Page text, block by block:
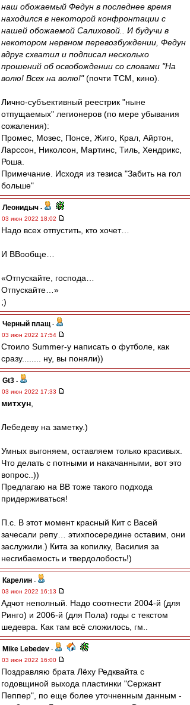
наш обожаемый Федун в последнее время
находился в некоторой конфронтации с
нашей обожаемой Салиховой.. И будучи в
некотором нервном перевозбуждении, Федун
вдруг схватил и подписал несколько
прошений об освобождении со словами "На
волю! Всех на волю!"(почти ТСМ, кино).
Лично-субъективный реестрик "ныне
отпущаемых" легионеров (по мере убывания
сожаления):
Промес, Мозес, Понсе, Жиго, Крал, Айртон,
Ларссон, Николсон, Мартинс, Тиль, Хендрикс,
Роша.
Примечание. Исходя из тезиса "Забить на гол
больше"
Леонидыч -
03 июн 2022 18:02
Надо всех отпустить, кто хочет…
И ВВообще…
«Отпускайте, господа…
Отпускайте…»
;)
Черный плащ -
03 июн 2022 17:54
Стоило Summer-y написать о футболе, как
сразу........ ну, вы поняли))
Gt3 -
03 июн 2022 17:33
митхун
Лебедеву на заметку.)
Умных выгоняем, оставляем только красивых.
Что делать с потными и накачанными, вот это
вопрос..))
Предлагаю на ВВ тоже такого подхода
придерживаться!
П.с. В этот момент красный Кит с Васей
зачесали репу… этихпосередине оставим, они
заслужили.) Кита за копилку, Василия за
несгибаемость и твердолобость!)
Карелин -
03 июн 2022 16:13
Адчот неполный. Надо соотнести 2004-й (для
Ринго) и 2006-й (для Пола) годы с текстом
шедевра. Как там всё сложилось, гм..
Mike Lebedev -
03 июн 2022 16:00
Поздравляю брата Лёху Редквайта с
годовщиной выхода пластинки "Сержант
Пеппер", по еще более уточненным данным -